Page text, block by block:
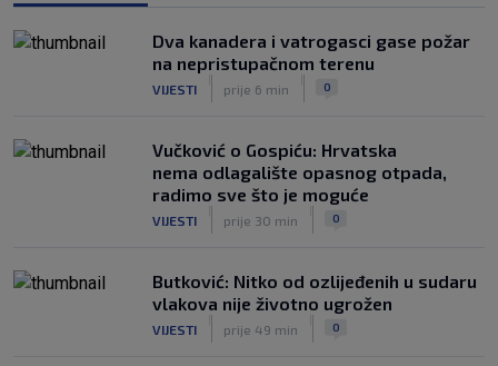
VIDEO / Inter bez Sučića u sastavu
poveo protiv Juventusa
SK
|
prije 5 h
Dva kanadera i vatrogasci gase požar
na nepristupačnom terenu
VIJESTI prije 6 min 0
Vučković o Gospiću: Hrvatska
nema odlagalište opasnog otpada,
radimo sve što je moguće
VIJESTI prije 30 min 0
Butković: Nitko od ozlijeđenih u sudaru
vlakova nije životno ugrožen
VIJESTI prije 49 min 0